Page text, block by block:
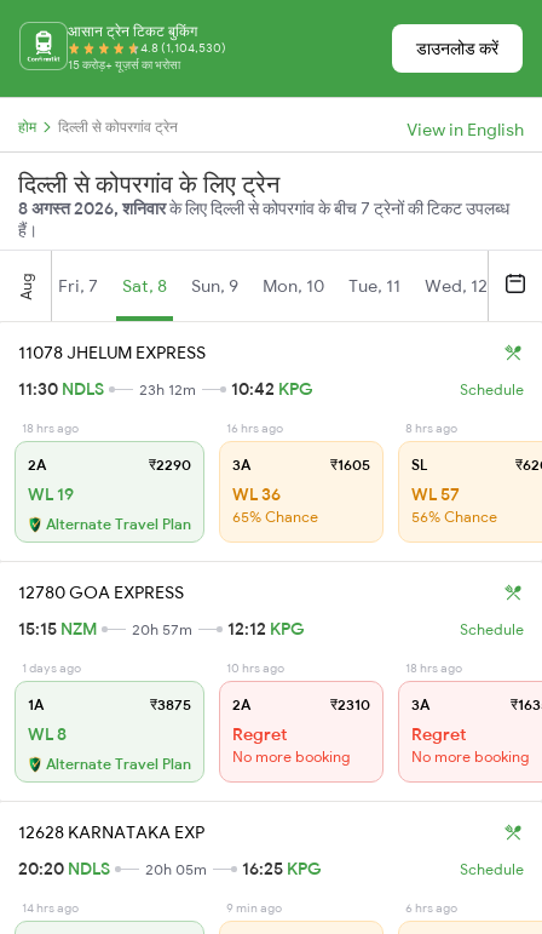
आसान ट्रेन टिकट बुकिंग
4.8 (1,104,530)
15 करोड़+ यूज़र्स का भरोसा
डाउनलोड करें
होम दिल्ली से कोपरगांव ट्रेन View in English
दिल्ली से कोपरगांव के लिए ट्रेन
8 अगस्त 2026, शनिवारके लिए दिल्ली से कोपरगांव के बीच 7 ट्रेनों की टिकट उपलब्ध
हैं।
Aug Fri, 7 Sat, 8 Sun, 9 Mon, 10 Tue, 11 Wed, 12
11078 JHELUM EXPRESS
11:30 NDLS 23h 12m 10:42 KPG Schedule
18 hrs ago
2A ₹2290
WL 19
Alternate Travel Plan
16 hrs ago
3A ₹1605
WL 36
65% Chance
8 hrs ago
SL
WL 57
56% Chance
12780 GOA EXPRESS
15:15 NZM 20h 57m 12:12 KPG Schedule
1 days ago
1A ₹3875
WL 8
Alternate Travel Plan
10 hrs ago
2A ₹2310
Regret
No more booking
18 hrs ago
3A
Regret
No more booking
12628 KARNATAKA EXP
20:20 NDLS 20h 05m 16:25 KPG Schedule
14 hrs ago 9 min ago 6 hrs ago